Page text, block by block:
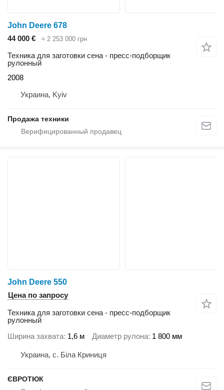
John Deere 678
44 000 €
≈ 2 253 000 грн
Техника для заготовки сена - пресс-подборщик
рулонный
2008
Украина, Kyiv
Продажа техники
John Deere 550
Цена по запросу
Техника для заготовки сена - пресс-подборщик
рулонный
Ширина захвата 1,6 м Диаметр рулона 1 800 мм
Украина, с. Біла Криниця
ЄВРОТЮК